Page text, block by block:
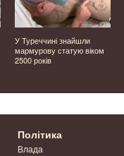
У Туреччині знайшли
мармурову статую віком
2500 років
Політика
Влада